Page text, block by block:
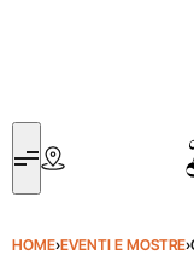
HOME›EVENTI E MOSTRE›